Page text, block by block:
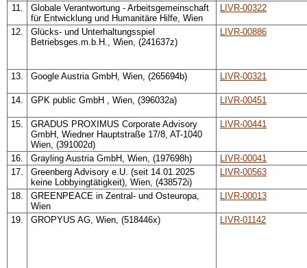
11.
Globale Verantwortung - Arbeitsgemeinschaft
für Entwicklung und Humanitäre Hilfe, Wien
LIVR-00322
12.
Glücks- und Unterhaltungsspiel
Betriebsges.m.b.H., Wien, (241637z)
LIVR-00886
13. Google Austria GmbH, Wien, (265694b) LIVR-00321
14. GPK public GmbH , Wien, (396032a) LIVR-00451
15.
GRADUS PROXIMUS Corporate Advisory
GmbH, Wiedner Hauptstraße 17/8, AT-1040
Wien, (391002d)
LIVR-00441
16. Grayling Austria GmbH, Wien, (197698h)
LIVR-00041
17.
Greenberg Advisory e.U. (seit 14.01.2025
keine Lobbyingtätigkeit), Wien, (438572i)
LIVR-00563
18.
GREENPEACE in Zentral- und Osteuropa,
Wien
LIVR-00013
19. GROPYUS AG, Wien, (518446x) LIVR-01142